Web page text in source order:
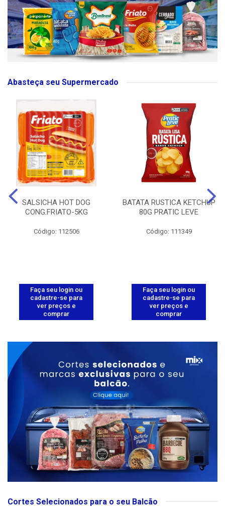
Abasteça seu Supermercado
SALSICHA HOT DOG
CONG.FRIATO-5KG
Código: 112506
Faça seu login ou
cadastre-se para
ver preços e
comprar
BATATA RUSTICA KETCHUP
80G PRATIC LEVE
Código: 111349
Faça seu login ou
cadastre-se para
ver preços e
comprar
Cortes Selecionados para o seu Balcão